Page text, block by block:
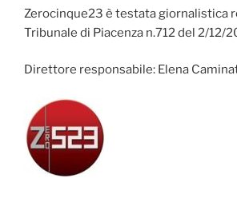
Zerocinque23 è testata giornalistica
Tribunale di Piacenza n.712 del 2/12/
Direttore responsabile: Elena